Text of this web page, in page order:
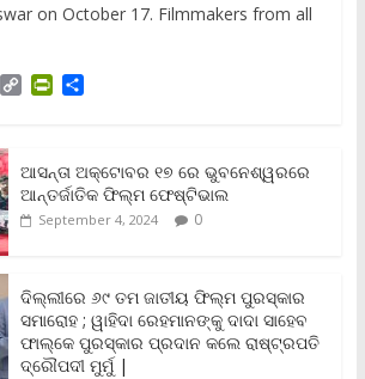
on October 17. Filmmakers from all
C
L
i
n
k
P
t
F
r
i
d
l
y
S
e
ଆସନ୍ତା ଅକ୍ଟୋବର ୧୭ ରେ ଭୁବନେଶ୍ୱରରେ
ଆନ୍ତର୍ଜାତିକ ଫିଲ୍ମ ଫେଷ୍ଟିଭାଲ
September 4, 2024 0
ଦିଲ୍ଲୀରେ ୬୯ ତମ ଜାତୀୟ ଫିଲ୍ମ ପୁରସ୍କାର
ସମାରୋହ ; ୱାହିଦା ରେହମାନଙ୍କୁ ଦାଦା ସାହେବ
ଫାଲ୍‌କେ ପୁରସ୍କାର ପ୍ରଦାନ କଲେ ରାଷ୍ଟ୍ରପତି
ଦ୍ରୌପଦୀ ମୁର୍ମୁ |